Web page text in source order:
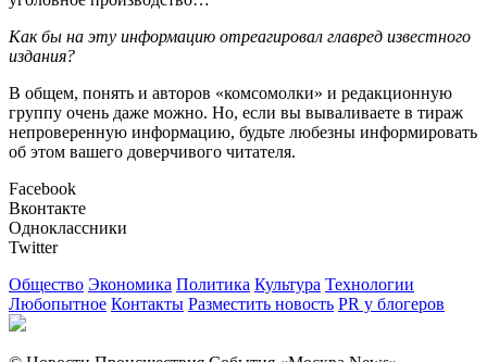
Как бы на эту информацию отреагировал главред известного
издания?
В общем, понять и авторов «комсомолки» и редакционную
группу очень даже можно. Но, если вы вываливаете в тираж
непроверенную информацию, будьте любезны информировать
об этом вашего доверчивого читателя.
Facebook
Вконтакте
Одноклассники
Twitter
Общество Экономика Политика Культура Технологии
Любопытное Контакты Разместить новость PR у блогеров